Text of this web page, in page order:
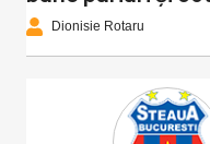
Dionisie Rotaru